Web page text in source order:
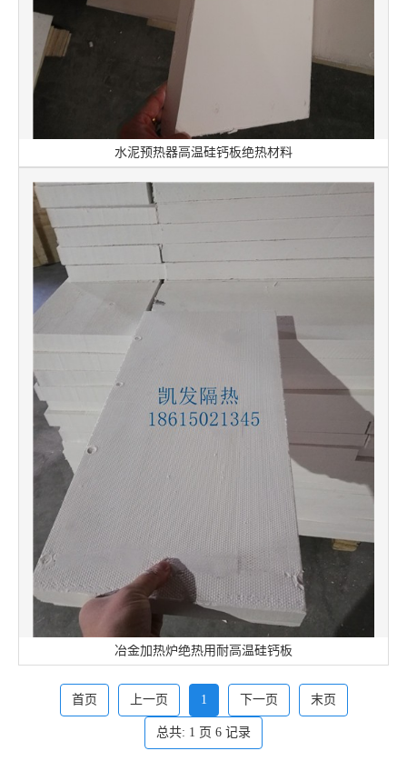
水泥预热器高温硅钙板绝热材料
冶金加热炉绝热用耐高温硅钙板
首页 上一页 1 下一页 末页
总共: 1 页 6 记录